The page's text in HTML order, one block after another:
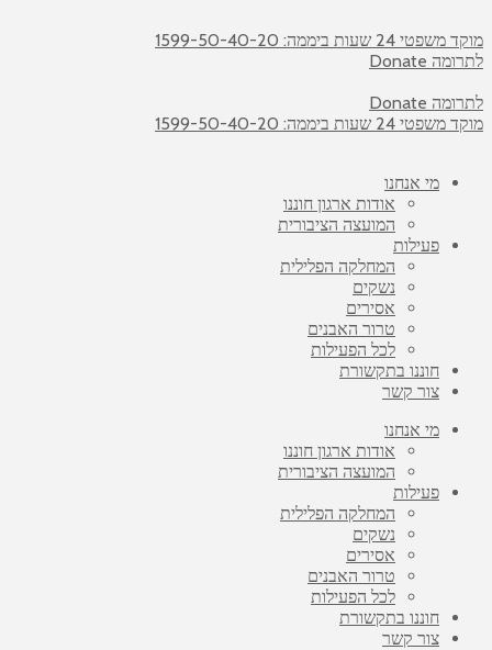
מוקד משפטי 24 שעות ביממה: 1599-50-40-20
לתרומה Donate
לתרומה Donate
מוקד משפטי 24 שעות ביממה: 1599-50-40-20
מי אנחנו
אודות ארגון חוננו
המועצה הציבורית
פעילות
המחלקה הפלילית
נשקים
אסירים
טרור האבנים
לכל הפעילות
חוננו בתקשורת
צור קשר
מי אנחנו
אודות ארגון חוננו
המועצה הציבורית
פעילות
המחלקה הפלילית
נשקים
אסירים
טרור האבנים
לכל הפעילות
חוננו בתקשורת
צור קשר